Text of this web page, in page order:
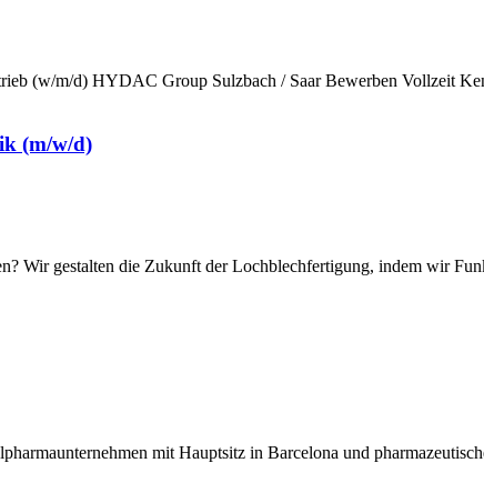
(w/m/d) HYDAC Group Sulzbach / Saar Bewerben Vollzeit
(m/w/d)
Wir gestalten die Zukunft der Lochblechfertigung, indem wir
mit Hauptsitz in Barcelona und